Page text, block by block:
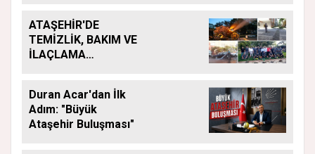
ATAŞEHİR'DE
TEMİZLİK, BAKIM VE
İLAÇLAMA
Duran Acar'dan İlk
Adım: "Büyük
Ataşehir Buluşması"